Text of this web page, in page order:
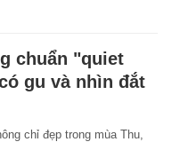
chuẩn "quiet
gu và nhìn đắt
chỉ đẹp trong mùa Thu,